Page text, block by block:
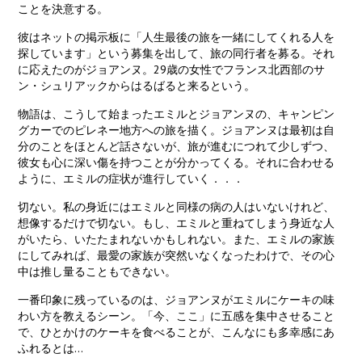
ことを決意する。
彼はネットの掲示板に「人生最後の旅を一緒にしてくれる人を
探しています」という募集を出して、旅の同行者を募る。それ
に応えたのがジョアンヌ。29歳の女性でフランス北西部のサ
ン・シュリアックからはるばると来るという。
物語は、こうして始まったエミルとジョアンヌの、キャンピン
グカーでのピレネー地方への旅を描く。ジョアンヌは最初は自
分のことをほとんど話さないが、旅が進むにつれて少しずつ、
彼女も心に深い傷を持つことが分かってくる。それに合わせる
ように、エミルの症状が進行していく．．．
切ない。私の身近にはエミルと同様の病の人はいないけれど、
想像するだけで切ない。もし、エミルと重ねてしまう身近な人
がいたら、いたたまれないかもしれない。また、エミルの家族
にしてみれば、最愛の家族が突然いなくなったわけで、その心
中は推し量ることもできない。
一番印象に残っているのは、ジョアンヌがエミルにケーキの味
わい方を教えるシーン。「今、ここ」に五感を集中させること
で、ひとかけのケーキを食べることが、こんなにも多幸感にあ
ふれるとは…